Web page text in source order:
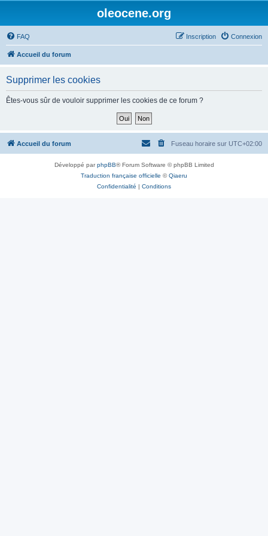
oleocene.org
FAQ Connexion
Inscription
Accueil du forum
Supprimer les cookies
Êtes-vous sûr de vouloir supprimer les cookies de ce forum ?
Accueil du forum Fuseau horaire sur UTC+02:00
Développé parphpBB® Forum Software © phpBB Limited
Traduction française officielle ©Qiaeru
Confidentialité | Conditions